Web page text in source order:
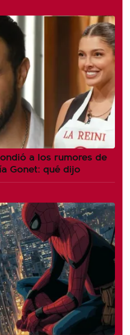
a los rumores de
Gonet: qué dijo